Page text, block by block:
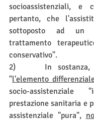
socioassistenziali, e
pertanto, che
sottoposto ad un
trattamento
conservativo".
2)     In sostanza,
"l'elemento
socio-assistenziale
prestazione sanitaria e
assistenziale "pura",